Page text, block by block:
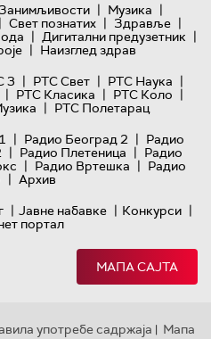
Занимљивости | Музика |
| Свет познатих | Здравље |
| Дигитални предузетник |
| Наизглед здрав
3 | РТС Свет | РТС Наука |
| РТС Класика | РТС Коло |
| РТС Полетарац
| Радио Београд 2 | Радио
| Радио Плетеница | Радио
| Радио Вртешка | Радио
| Архив
| Јавне набавке | Конкурси |
портал
МАПА САЈТА
употребе садржаја | Мапа